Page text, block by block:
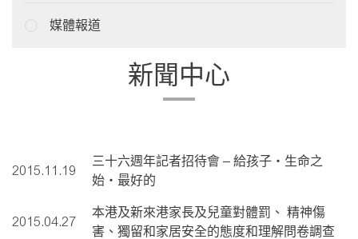
媒體報道
新聞中心
2015.11.19
三十六週年記者招待會 – 給孩子‧生命之
始‧最好的
2015.04.27
本港及新來港家長及兒童對體罰、 精神傷
害、獨留和家居安全的態度和理解問卷調查